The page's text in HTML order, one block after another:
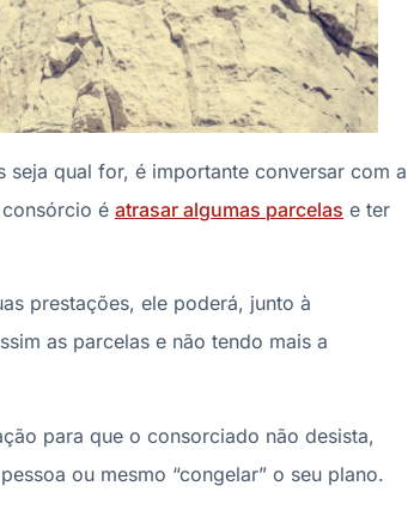
qual for, é importante conversar com a
é atrasar algumas parcelas e ter
prestações, ele poderá, junto à
as parcelas e não tendo mais a
para que o consorciado não desista,
ou mesmo “congelar” o seu plano.